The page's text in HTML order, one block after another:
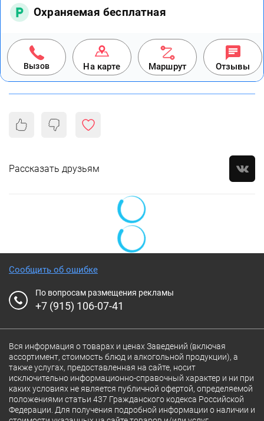
Охраняемая бесплатная
Вызов На карте Маршрут Отзывы
Рассказать друзьям
Сообщить об ошибке
По вопросам размещения рекламы
+7 (915) 106-07-41
Вся информация о товарах и ценах Заведений (включая
ассортимент, стоимость блюд и алкогольной продукции), а
также услугах, предоставленная на сайте, носит
исключительно информационно-справочный характер и ни при
каких условиях не является публичной офертой, определяемой
положениями статьи 437 Гражданского кодекса Российской
Федерации. Для получения подробной информации о наличии и